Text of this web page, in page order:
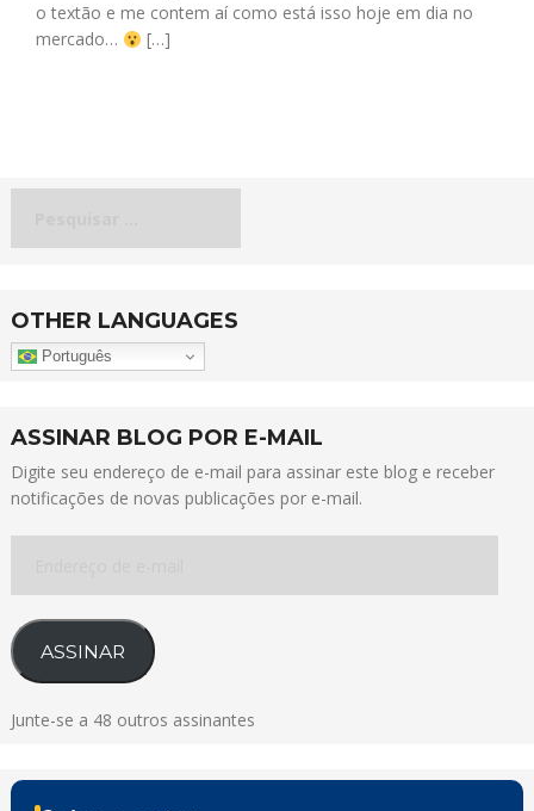
o textão e me contem aí como está isso hoje em dia no
mercado…
[…]
OTHER LANGUAGES
Português
ASSINAR BLOG POR E-MAIL
Digite seu endereço de e-mail para assinar este blog e receber
notificações de novas publicações por e-mail.
e-
mail
ASSINAR
Junte-se a 48 outros assinantes